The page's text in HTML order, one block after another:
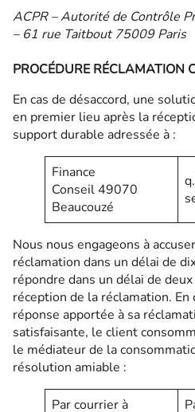
ACPR – Autorité de Contrôle
– 61 rue Taitbout 75009 Paris
PROCÉDURE RÉCLAMATION
En cas de désaccord, une
en premier lieu après la
support durable adressée à :
Finance
Conseil 49070
Beaucouzé
Nous nous engageons à
réclamation dans un délai de
répondre dans un délai de
réception de la réclamation.
réponse apportée à sa
satisfaisante, le client
le médiateur de la
résolution amiable :
Par courrier à